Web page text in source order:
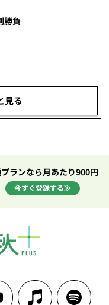
勝負
見る
ランなら月あたり900円
今すぐ登録する≫